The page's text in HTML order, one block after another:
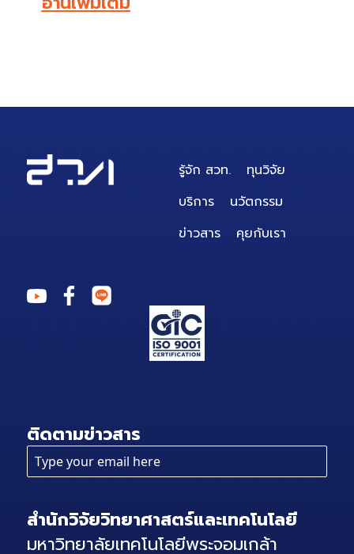
รู้จัก สวท.
ทุนวิจัย
บริการ
นวัตกรรม
ข่าวสาร
คุยกับเรา
ติดตามข่าวสาร
สำนักวิจัยวิทยาศาสตร์และเทคโนโลยี
มหาวิทยาลัยเทคโนโลยีพระจอมเกล้า